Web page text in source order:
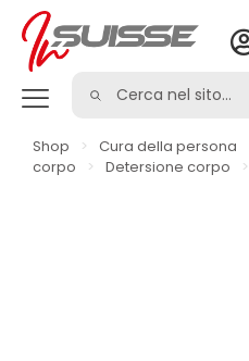
Shop > Cura della persona
corpo
> Detersione corpo >